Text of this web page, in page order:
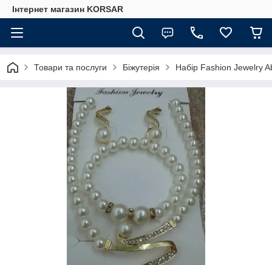
Iнтернет магазин KORSAR
Товари та послуги Біжутерія Набір Fashion Jewelry